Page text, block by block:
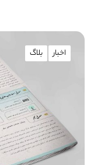
اخبار بلاگ